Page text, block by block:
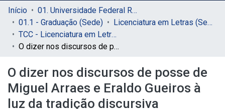
Início
01. Universidade Federal Rural de Pernambuco - UFRPE (Sede)
01.1 - Graduação (Sede)
Licenciatura em Letras (Sede)
TCC - Licenciatura em Letras (Sede)
O dizer nos discursos de posse de Miguel Arraes e Eraldo Gueiros à luz da tradição discursiva
O dizer nos discursos de posse de
Miguel Arraes e Eraldo Gueiros à
luz da tradição discursiva